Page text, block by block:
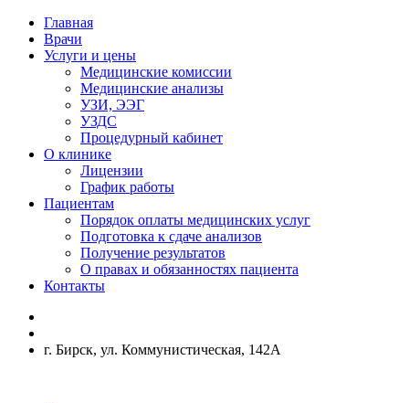
Главная
Врачи
Услуги и цены
Медицинские комиссии
Медицинские анализы
УЗИ, ЭЭГ
УЗДС
Процедурный кабинет
О клинике
Лицензии
График работы
Пациентам
Порядок оплаты медицинских услуг
Подготовка к сдаче анализов
Получение результатов
О правах и обязанностях пациента
Контакты
г. Бирск, ул. Коммунистическая, 142А